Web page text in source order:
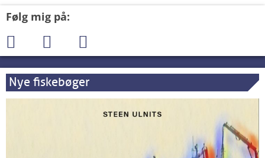
Følg mig på:
Nye fiskebøger